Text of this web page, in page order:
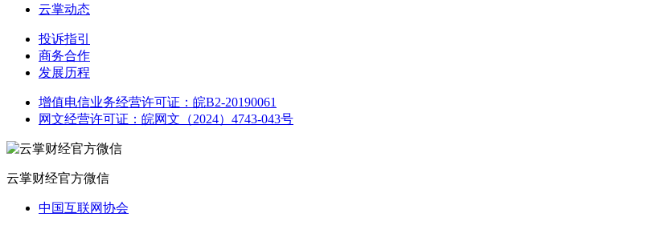
云掌动态
投诉指引
商务合作
发展历程
增值电信业务经营许可证：皖B2-20190061
网文经营许可证：皖网文（2024）4743-043号
云掌财经官方微信
中国互联网协会